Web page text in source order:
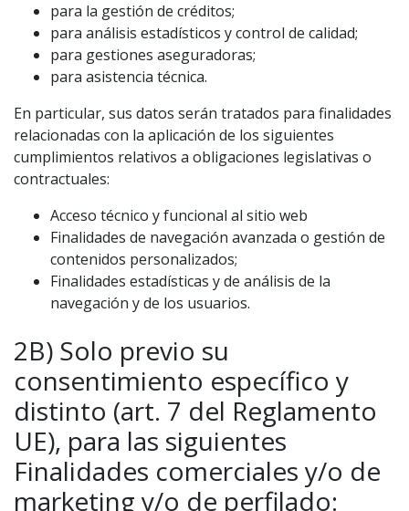
para la gestión de créditos;
para análisis estadísticos y control de calidad;
para gestiones aseguradoras;
para asistencia técnica.
En particular, sus datos serán tratados para finalidades
relacionadas con la aplicación de los siguientes
cumplimientos relativos a obligaciones legislativas o
contractuales:
Acceso técnico y funcional al sitio web
Finalidades de navegación avanzada o gestión de
contenidos personalizados;
Finalidades estadísticas y de análisis de la
navegación y de los usuarios.
2B) Solo previo su
consentimiento específico y
distinto (art. 7 del Reglamento
UE), para las siguientes
Finalidades comerciales y/o de
marketing y/o de perfilado: